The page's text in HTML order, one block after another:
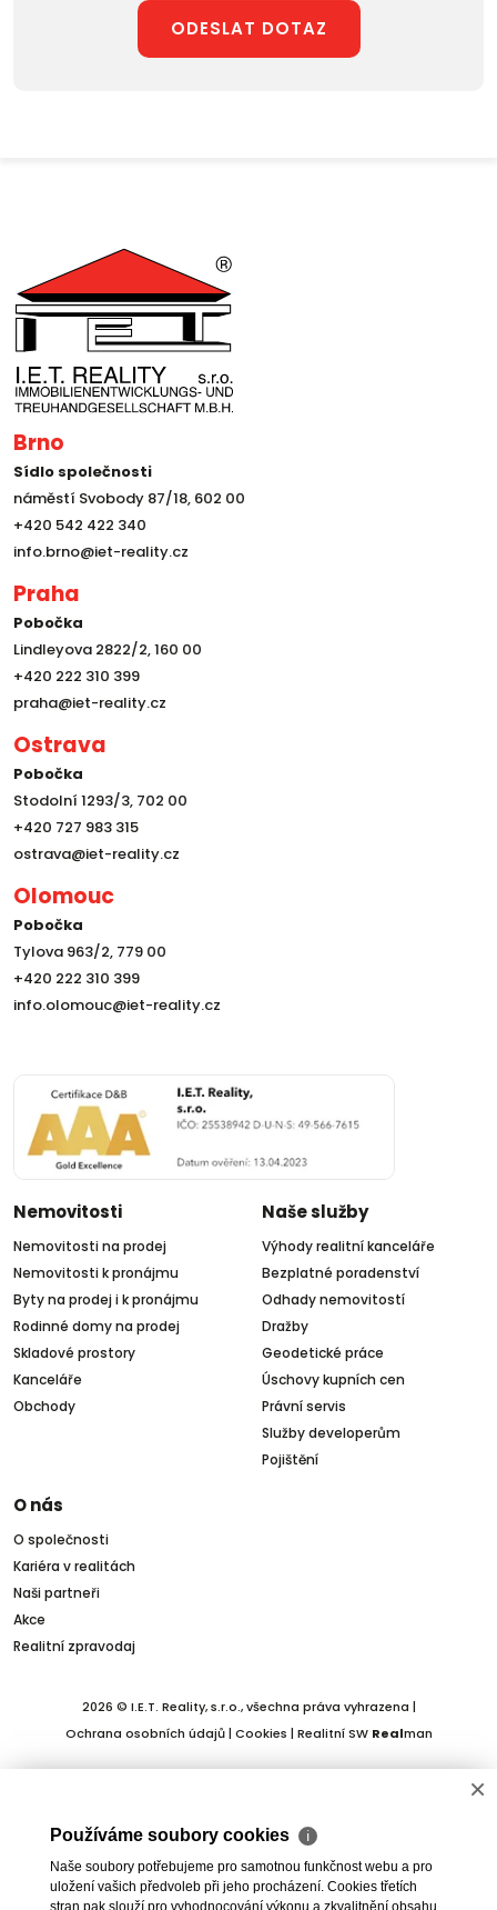
ODESLAT DOTAZ
Brno
Sídlo společnosti
náměstí Svobody 87/18, 602 00
+420 542 422 340
info.brno@iet-reality.cz
Praha
Pobočka
Lindleyova 2822/2, 160 00
+420 222 310 399
praha@iet-reality.cz
Ostrava
Pobočka
Stodolní 1293/3, 702 00
+420 727 983 315
ostrava@iet-reality.cz
Olomouc
Pobočka
Tylova 963/2, 779 00
+420 222 310 399
info.olomouc@iet-reality.cz
Nemovitosti
Nemovitosti na prodej
Nemovitosti k pronájmu
Byty na prodej i k pronájmu
Rodinné domy na prodej
Skladové prostory
Kanceláře
Obchody
Naše služby
Výhody realitní kanceláře
Bezplatné poradenství
Odhady nemovitostí
Dražby
Geodetické práce
Úschovy kupních cen
Právní servis
Služby developerům
Pojištění
O nás
O společnosti
Kariéra v realitách
Naši partneři
Akce
Realitní zpravodaj
2026 © I.E.T. Reality, s.r.o., všechna práva vyhrazena |
Ochrana osobních údajů| Cookies | Realitní SW Realman
×
Používáme soubory cookies ℹ
Naše soubory potřebujeme pro samotnou funkčnost webu a pro
uložení vašich předvoleb při jeho procházení. Cookies třetích
stran pak slouží pro vyhodnocování výkonu a zkvalitnění obsahu